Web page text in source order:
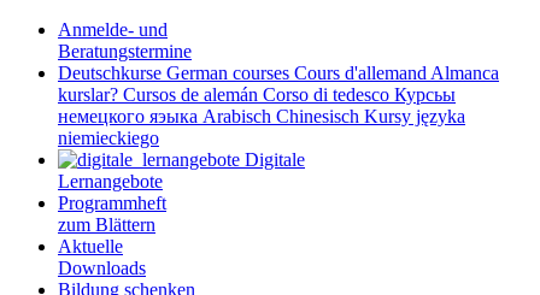
Anmelde- und
Beratungstermine
Deutschkurse German courses Cours d'allemand Almanca
kurslar? Cursos de alemán Corso di tedesco Курсьы
немецкого яэыка Arabisch Chinesisch Kursy języka
niemieckiego
Digitale
Lernangebote
Programmheft
zum Blättern
Aktuelle
Downloads
Bildung schenken